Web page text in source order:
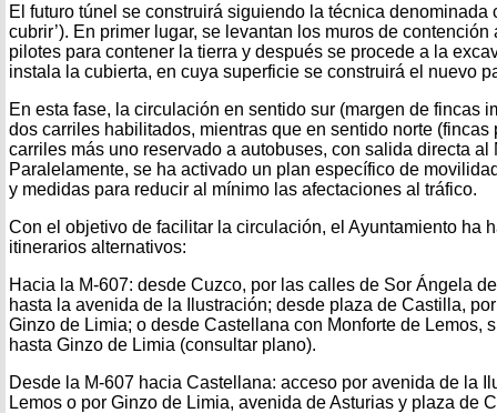
El futuro túnel se construirá siguiendo la técnica denominada
cubrir’). En primer lugar, se levantan los muros de
pilotes para contener la tierra y después se procede a la
instala la cubierta, en cuya superficie se construirá el nuevo
En esta fase, la circulación en sentido sur (margen de fincas
dos carriles habilitados, mientras que en sentido norte (fincas
carriles más uno reservado a autobuses, con salida directa al
Paralelamente, se ha activado un plan específico de
y medidas para reducir al mínimo las afectaciones al tráfico.
Con el objetivo de facilitar la circulación, el Ayuntamiento ha
itinerarios alternativos:
Hacia la M-607: desde Cuzco, por las calles de Sor Ángela
hasta la avenida de la Ilustración; desde plaza de Castilla,
Ginzo de Limia; o desde Castellana con Monforte de Lemos,
hasta Ginzo de Limia (consultar plano).
Desde la M-607 hacia Castellana: acceso por avenida de la
Lemos o por Ginzo de Limia, avenida de Asturias y plaza de